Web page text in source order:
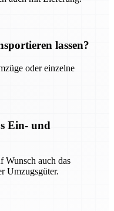
lassen?
oder einzelne
Ein- und
Wunsch auch das
Umzugsgüter.